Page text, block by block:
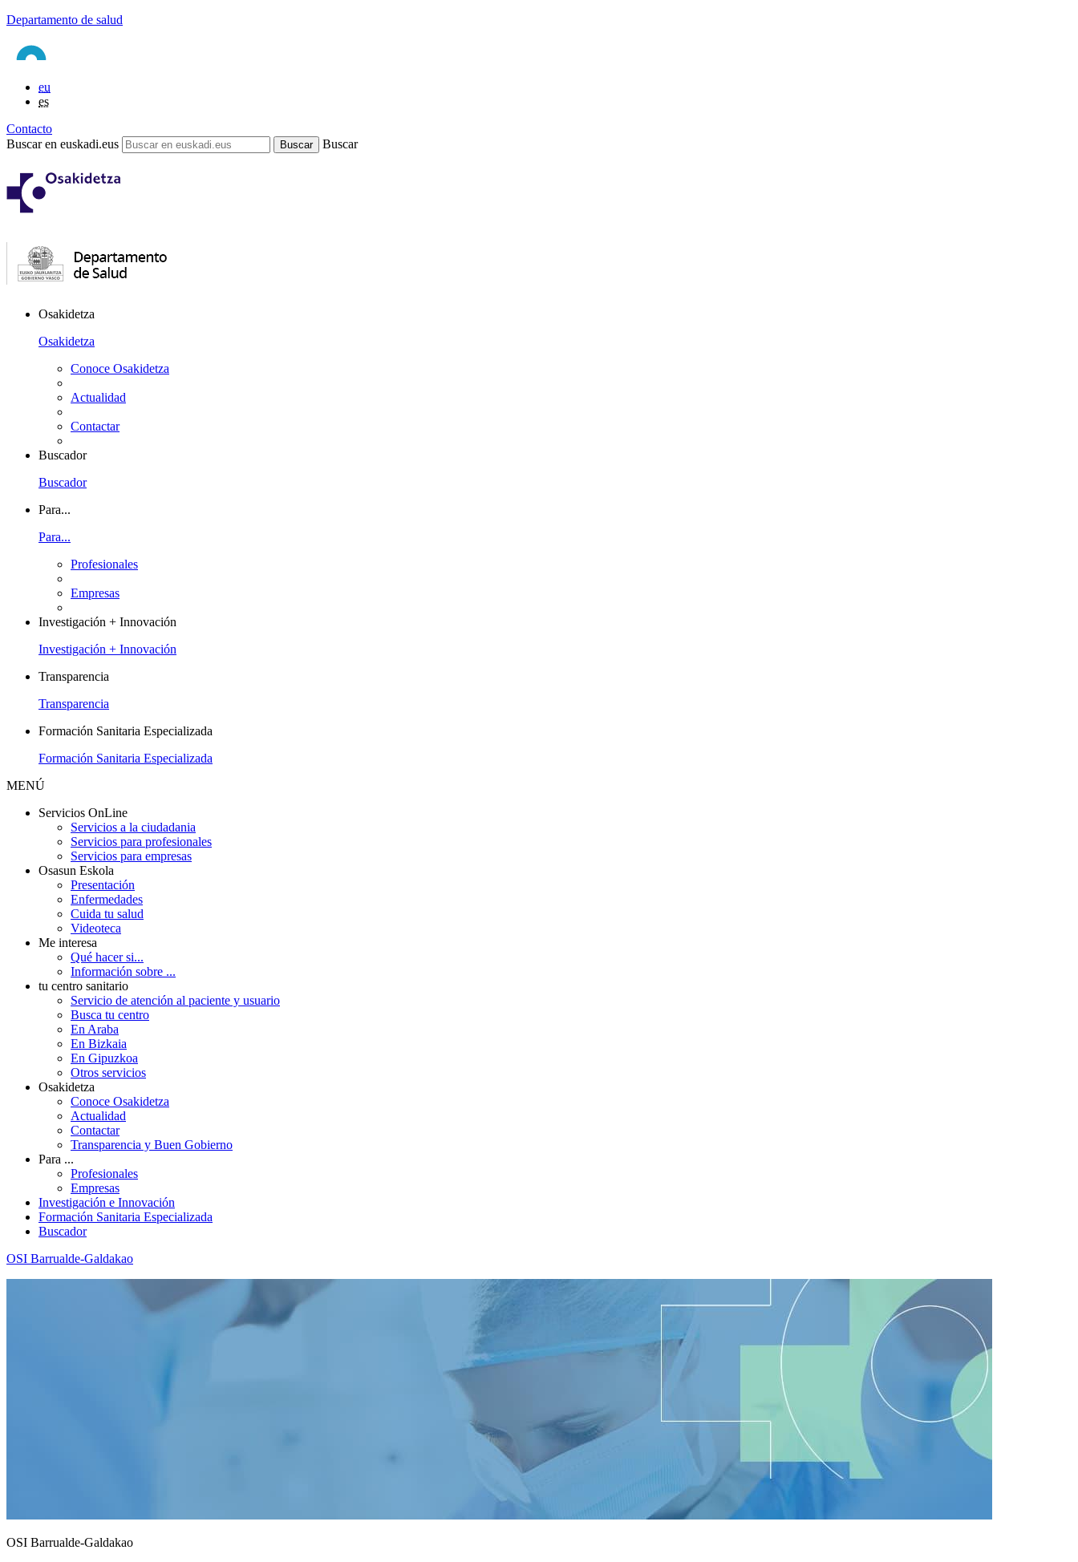
Departamento de salud
eu
es
Contacto
Buscar en euskadi.eus
Buscar
Osakidetza
Osakidetza
Conoce Osakidetza
Actualidad
Contactar
Buscador
Buscador
Para...
Para...
Profesionales
Empresas
Investigación + Innovación
Investigación + Innovación
Transparencia
Transparencia
Formación Sanitaria Especializada
Formación Sanitaria Especializada
MENÚ
Servicios OnLine
Servicios a la ciudadania
Servicios para profesionales
Servicios para empresas
Osasun Eskola
Presentación
Enfermedades
Cuida tu salud
Videoteca
Me interesa
Qué hacer si...
Información sobre ...
tu centro sanitario
Servicio de atención al paciente y usuario
Busca tu centro
En Araba
En Bizkaia
En Gipuzkoa
Otros servicios
Osakidetza
Conoce Osakidetza
Actualidad
Contactar
Transparencia y Buen Gobierno
Para ...
Profesionales
Empresas
Investigación e Innovación
Formación Sanitaria Especializada
Buscador
OSI Barrualde-Galdakao
OSI Barrualde-Galdakao